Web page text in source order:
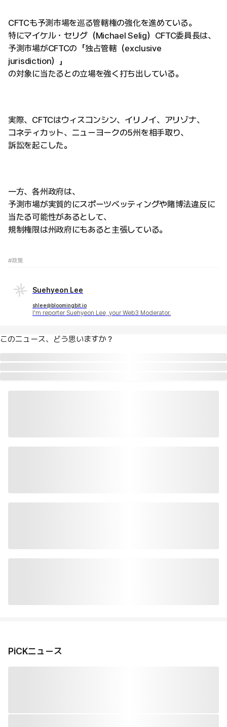
CFTCも予測市場を巡る管轄権の強化を進めている。
特にマイケル・セリグ（Michael Selig）CFTC委員長は、
予測市場がCFTCの「独占管轄（exclusive
jurisdiction）」
の対象に当たるとの立場を強く打ち出している。
実際、CFTCはウィスコンシン、イリノイ、アリゾナ、
コネティカット、ニューヨークの5州を相手取り、
訴訟を起こした。
一方、各州政府は、
予測市場が実質的にスポーツベッティングや賭博法違反に
当たる可能性があるとして、
規制権限は州政府にもあると主張している。
#政策
Suehyeon Lee
shlee@bloomingbit.io
I'm reporter Suehyeon Lee, your Web3 Moderator.
このニュース、どう思いますか？
PiCKニュース